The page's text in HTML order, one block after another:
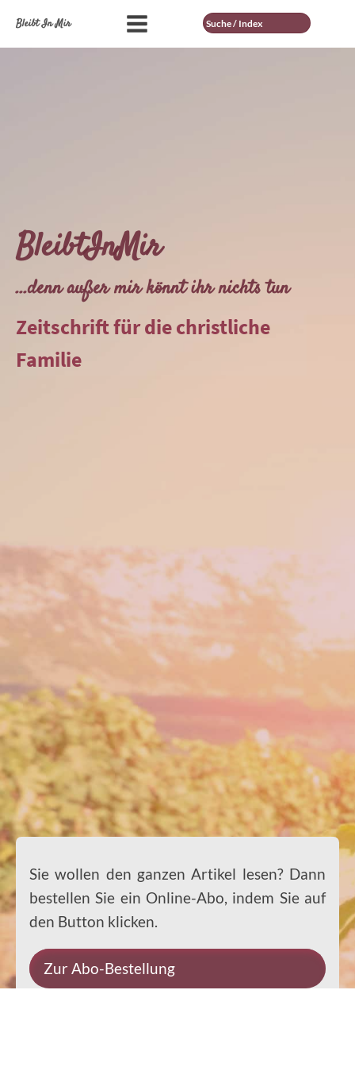
Bleibt In Mir Suche
BleibtInMir
...denn außer mir könnt ihr nichts tun
Zeitschrift für die christliche
Familie
Sie wollen den ganzen Artikel lesen? Dann
bestellen Sie ein Online-Abo, indem Sie auf
den Button klicken.
Zur Abo-Bestellung